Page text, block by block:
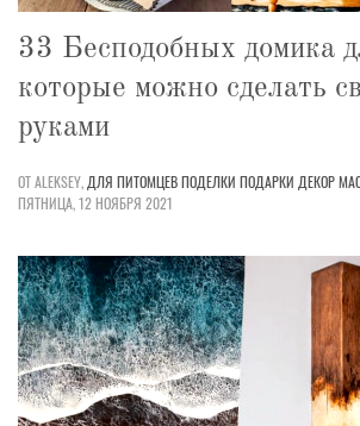
33 Бесподобных домика
которые можно сделать
руками
ОТ ALEKSEY, ДЛЯ ПИТОМЦЕВПОДЕЛКИ ПОДАРКИ ДЕКОР
ПЯТНИЦА, 12 НОЯБРЯ 2021